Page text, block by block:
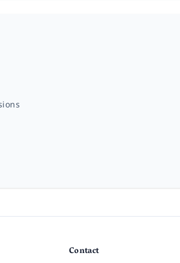
Contact